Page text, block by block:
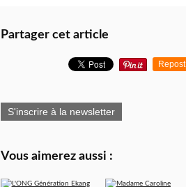
Partager cet article
Repost
S'inscrire à la newsletter
Vous aimerez aussi :